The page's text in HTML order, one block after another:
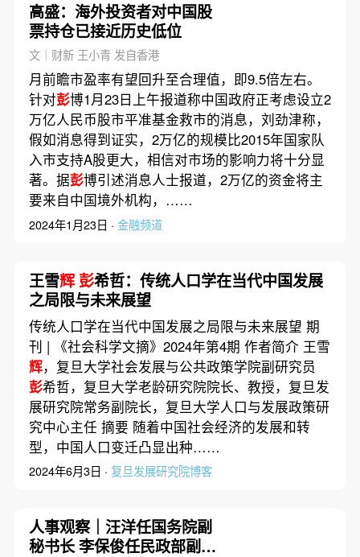
高盛：海外投资者对中国股
票持仓已接近历史低位
文｜财新 王小青 发自香港
月前瞻市盈率有望回升至合理值，即9.5倍左右。
针对彭博1月23日上午报道称中国政府正考虑设立2
万亿人民币股市平准基金救市的消息，刘劲津称，
假如消息得到证实，2万亿的规模比2015年国家队
入市支持A股更大，相信对市场的影响力将十分显
著。据彭博引述消息人士报道，2万亿的资金将主
要来自中国境外机构，……
2024年1月23日 · 金融频道
王雪辉 彭希哲：传统人口学在当代中国发展
之局限与未来展望
传统人口学在当代中国发展之局限与未来展望 期
刊 | 《社会科学文摘》2024年第4期 作者简介 王雪
辉，复旦大学社会发展与公共政策学院副研究员
彭希哲，复旦大学老龄研究院院长、教授，复旦发
展研究院常务副院长，复旦大学人口与发展政策研
究中心主任 摘要 随着中国社会经济的发展和转
型，中国人口变迁凸显出种……
2024年6月3日 · 复旦发展研究院博客
人事观察｜汪洋任国务院副
秘书长 李保俊任民政部副部